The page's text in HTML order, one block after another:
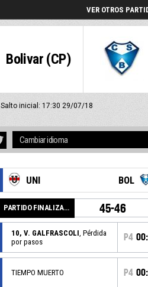
VER OTROS
Bolivar (CP)
Salto inicial: 17:30 29/07/18
UNI BOL
PARTIDO FINALIZADO 45-46
10, V. GALFRASCOLI, Pérdida
por pasos
P4
TIEMPO MUERTO P4